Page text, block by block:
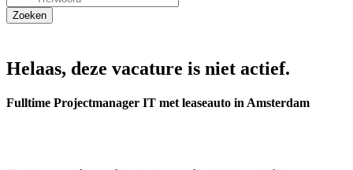
Helaas, deze vacature is niet actief.
Fulltime Projectmanager IT met leaseauto in Amsterdam